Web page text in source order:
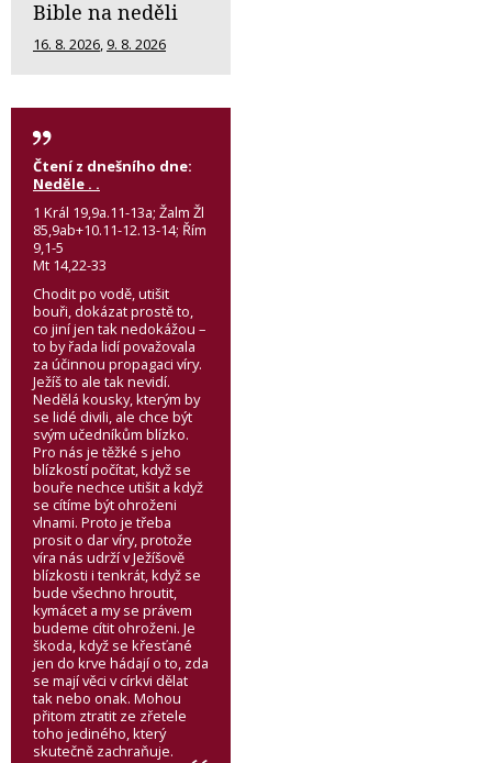
Bible na neděli
16. 8. 2026, 9. 8. 2026
Čtení z dnešního dne:
Neděle . .
1 Král 19,9a.11-13a; Žalm Žl
85,9ab+10.11-12.13-14; Řím
9,1-5
Mt 14,22-33
Chodit po vodě, utišit
bouři, dokázat prostě to,
co jiní jen tak nedokážou –
to by řada lidí považovala
za účinnou propagaci víry.
Ježíš to ale tak nevidí.
Nedělá kousky, kterým by
se lidé divili, ale chce být
svým učedníkům blízko.
Pro nás je těžké s jeho
blízkostí počítat, když se
bouře nechce utišit a když
se cítíme být ohroženi
vlnami. Proto je třeba
prosit o dar víry, protože
víra nás udrží v Ježíšově
blízkosti i tenkrát, když se
bude všechno hroutit,
kymácet a my se právem
budeme cítit ohroženi. Je
škoda, když se křesťané
jen do krve hádají o to, zda
se mají věci v církvi dělat
tak nebo onak. Mohou
přitom ztratit ze zřetele
toho jediného, který
skutečně zachraňuje.